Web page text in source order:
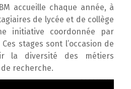
accueille chaque année, à
de lycée et de collège
initiative coordonnée par
Ces stages sont l’occasion de
la diversité des métiers
recherche.